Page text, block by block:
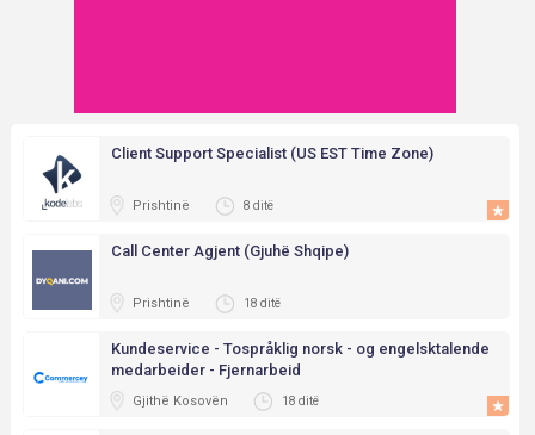
Client Support Specialist (US EST Time Zone)
Prishtinë 8 ditë
Call Center Agjent (Gjuhë Shqipe)
Prishtinë 18 ditë
Kundeservice - Tospråklig norsk - og engelsktalende
medarbeider - Fjernarbeid
Gjithë Kosovën 18 ditë